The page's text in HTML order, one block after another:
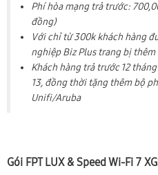
Phí hòa mạng trả trước:
đồng)
Với chỉ từ 300k khách hàng
nghiệp Biz Plus trang bị thêm
Khách hàng trả trước 12
13, đồng thời tặng thêm bộ
Unifi/Aruba
Gói FPT LUX & Speed Wi-Fi 7